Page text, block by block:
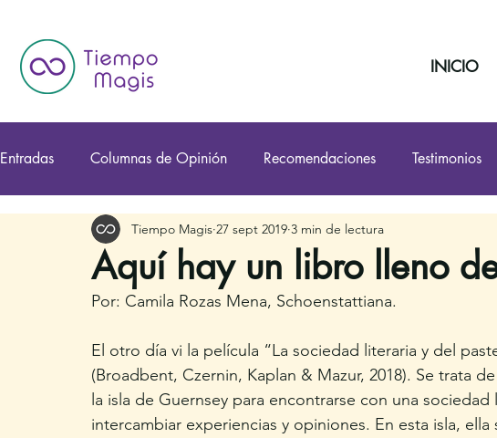
INICIO
Entradas Columnas de Opinión Recomendaciones Testimonios
Aquí hay un libro lleno
Tiempo Magis 27 sept 2019 3 min de lectura
Por: Camila Rozas Mena, Schoenstattiana.
El otro día vi la película “La sociedad literaria y del
(Broadbent, Czernin, Kaplan & Mazur, 2018). Se trata
la isla de Guernsey para encontrarse con una
intercambiar experiencias y opiniones. En esta isla,